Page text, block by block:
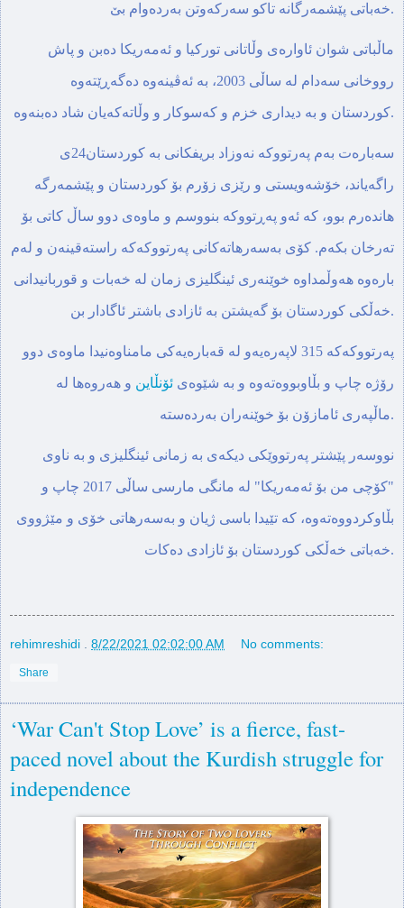
خه‌باتی پێشمه‌رگانه‌ تاكو سه‌ركه‌وتن به‌رده‌وام بێ.
ماڵباتی شوان ئاواره‌ی وڵاتانی توركیا و ئه‌مه‌ریكا ده‌بن و پاش
رووخانی سه‌دام له‌ ساڵی 2003، به‌‌ ئه‌ڤینه‌وه‌ ده‌گه‌ڕێته‌وه‌
كوردستان و به‌ دیداری خزم و كه‌سوكار و وڵاته‌كه‌یان شاد ده‌بنه‌وه‌.
سه‌باره‌ت به‌م په‌رتووكه‌ نه‌وزاد بریفكانی به‌ كوردستان24ی
راگه‌یاند، خۆشه‌ویستی و رێزی زۆرم بۆ كوردستان و پێشمه‌رگه‌
هانده‌رم بوو، كه‌ ئه‌و په‌ڕتووكه‌ بنووسم و ماوه‌ی دوو ساڵ كاتی بۆ
ته‌رخان بكه‌م. كۆی به‌سه‌رهاته‌كانی په‌رتووكه‌كه‌ راسته‌قینه‌ن و له‌م
باره‌وه‌ هه‌وڵمداوه‌ خوێنه‌ری ئینگلیزی زمان له‌ خه‌بات و قوربانیدانی
خه‌ڵكی كوردستان بۆ گه‌یشتن به‌ ئازادی باشتر ئاگادار بن.
په‌رتووكه‌كه‌ 315 لاپه‌ره‌یه‌و له‌ قه‌باره‌یه‌كی مامناوه‌نیدا ماوه‌ی دوو
رۆژه‌ چاپ و بڵاوبووه‌ته‌وه ‌و به‌ شێوه‌ی ئۆنڵاین و هه‌روه‌ها‌ له‌
ماڵپه‌ری ئامازۆن بۆ خوێنه‌ران به‌رده‌سته‌.
نووسه‌ر پێشتر په‌رتووێكی دیكه‌ی به‌ زمانی ئینگلیزی و به‌ ناوی
"كۆچی من بۆ ئه‌مه‌ریكا" له مانگی مارسی ساڵی 2017‌ چاپ و
بڵاوكردووه‌ته‌وه،‌ كه‌ تێیدا باسی ژیان و به‌سه‌رهاتی خۆی و مێژووی
خه‌باتی خه‌ڵكی كوردستان بۆ ئازادی ده‌كات.
rehimreshidi . 8/22/2021 02:02:00 AM No comments:
Share
‘War Can't Stop Love’ is a fierce, fast-
paced novel about the Kurdish struggle for
independence